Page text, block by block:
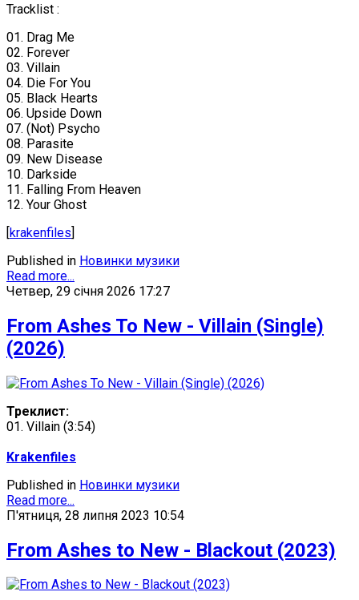
Tracklist :
01. Drag Me
02. Forever
03. Villain
04. Die For You
05. Black Hearts
06. Upside Down
07. (Not) Psycho
08. Parasite
09. New Disease
10. Darkside
11. Falling From Heaven
12. Your Ghost
[krakenfiles]
Published in Новинки музики
Read more...
Четвер, 29 січня 2026 17:27
From Ashes To New - Villain (Single)
(2026)
Треклист:
01. Villain (3:54)
Krakenfiles
Published in Новинки музики
Read more...
П'ятниця, 28 липня 2023 10:54
From Ashes to New - Blackout (2023)